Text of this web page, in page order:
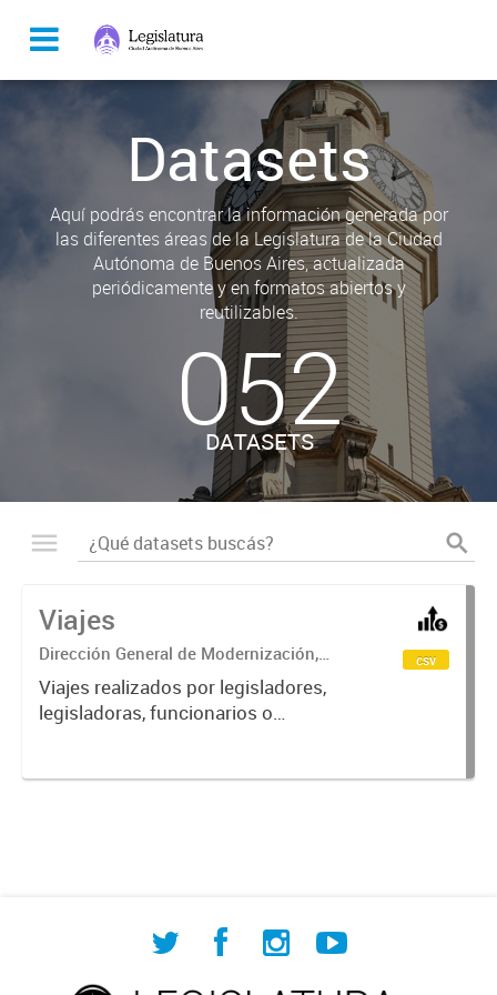
Datasets
Aquí podrás encontrar la información generada por
las diferentes áreas de la Legislatura de la Ciudad
Autónoma de Buenos Aires, actualizada
periódicamente y en formatos abiertos y
reutilizables.
052
DATASETS
Viajes
Dirección General de Modernización,
Sustentabilidad y Fortalecimiento
Institucional
Viajes realizados por legisladores,
legisladoras, funcionarios o
Programa Legislaturas Conectadas
csv